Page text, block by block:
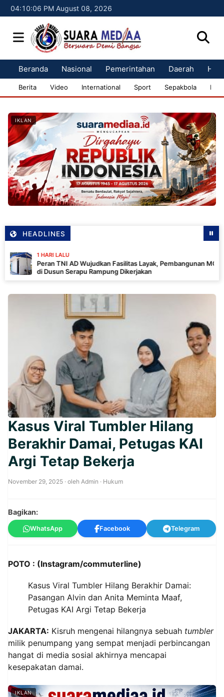
04:10:07 PM August 08, 2026
Beranda Nasional Pemerintahan Daerah
Berita Video International Sport Sepakbola
IKLAN
HEADLINES
LALU
TNI AD Wujudkan Fasilitas Layak, Pembangunan MCK
Serapu Rampung Dikerjakan
Kasus Viral Tumbler Hilang
Berakhir Damai, Petugas KAI
Argi Tetap Bekerja
November 29, 2025 · oleh Admin · Hukum
Bagikan:
WhatsApp Facebook Telegram
POTO : (Instagram/commuterline)
Kasus Viral Tumbler Hilang Berakhir Damai:
Pasangan Alvin dan Anita Meminta Maaf,
Petugas KAI Argi Tetap Bekerja
JAKARTA: Kisruh mengenai hilangnya sebuah tumbler
milik penumpang yang sempat menjadi perbincangan
hangat di media sosial akhirnya mencapai
kesepakatan damai.
IKLAN